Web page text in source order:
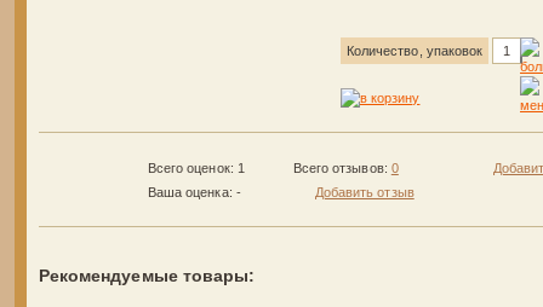
Количество, упаковок
Всего оценок: 1
Ваша оценка: -
Всего отзывов: 0
Добавить отзыв
Рекомендуемые товары: